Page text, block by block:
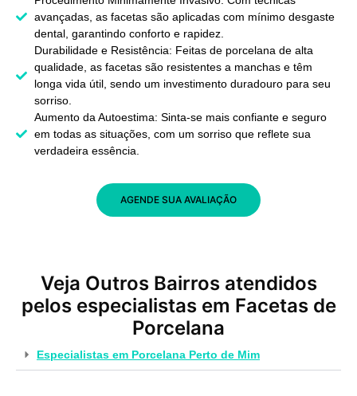
avançadas, as facetas são aplicadas com mínimo desgaste
dental, garantindo conforto e rapidez.
Durabilidade e Resistência: Feitas de porcelana de alta
qualidade, as facetas são resistentes a manchas e têm
longa vida útil, sendo um investimento duradouro para seu
sorriso.
Aumento da Autoestima: Sinta-se mais confiante e seguro
em todas as situações, com um sorriso que reflete sua
verdadeira essência.
AGENDE SUA AVALIAÇÃO
Veja Outros Bairros atendidos
pelos especialistas em Facetas de
Porcelana
Especialistas em Porcelana Perto de Mim